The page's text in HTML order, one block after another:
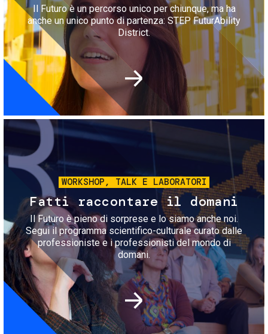
Il Futuro è un percorso unico per chiunque, ma ha
anche un unico punto di partenza: STEP FuturAbility
District.
Immagine
WORKSHOP, TALK E LABORATORI
Fatti raccontare il domani
Il Futuro è pieno di sorprese e lo siamo anche noi.
Segui il programma scientifico-culturale curato dalle
professioniste e i professionisti del mondo di
domani.